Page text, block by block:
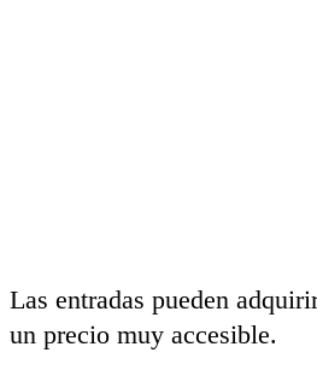
Las entradas pueden
un precio muy accesible.